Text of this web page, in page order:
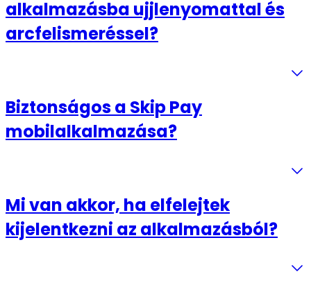
alkalmazásba ujjlenyomattal és
arcfelismeréssel?
Biztonságos a Skip Pay
mobilalkalmazása?
Mi van akkor, ha elfelejtek
kijelentkezni az alkalmazásból?